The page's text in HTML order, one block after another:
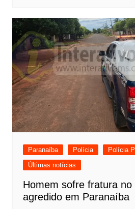
Paranaíba Polícia
Polícia
Últimas notícias
Homem sofre fratura
agredido em Paranaíba